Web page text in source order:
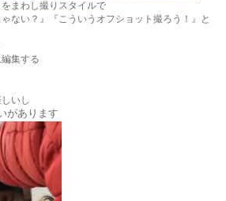
まわし撮りスタイルで
ない？』『こういうオフショット撮ろう！』と
集する
いし
があります